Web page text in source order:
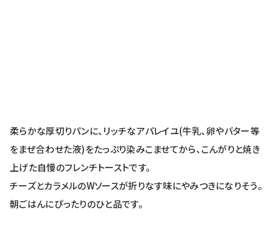
柔らかな厚切りパンに、リッチなアパレイユ(牛乳、卵やバター等
をまぜ合わせた液)をたっぷり染みこませてから、こんがりと焼き
上げた自慢のフレンチトーストです。
チーズとカラメルのWソースが折りなす味にやみつきになりそう。
朝ごはんにぴったりのひと品です。